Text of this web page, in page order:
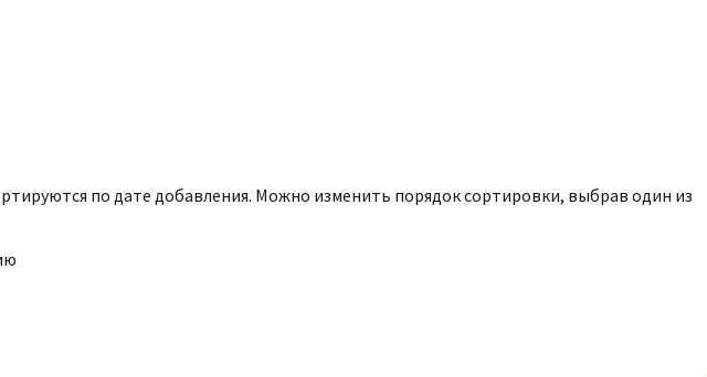
по дате добавления. Можно изменить порядок сортировки, выбрав один из